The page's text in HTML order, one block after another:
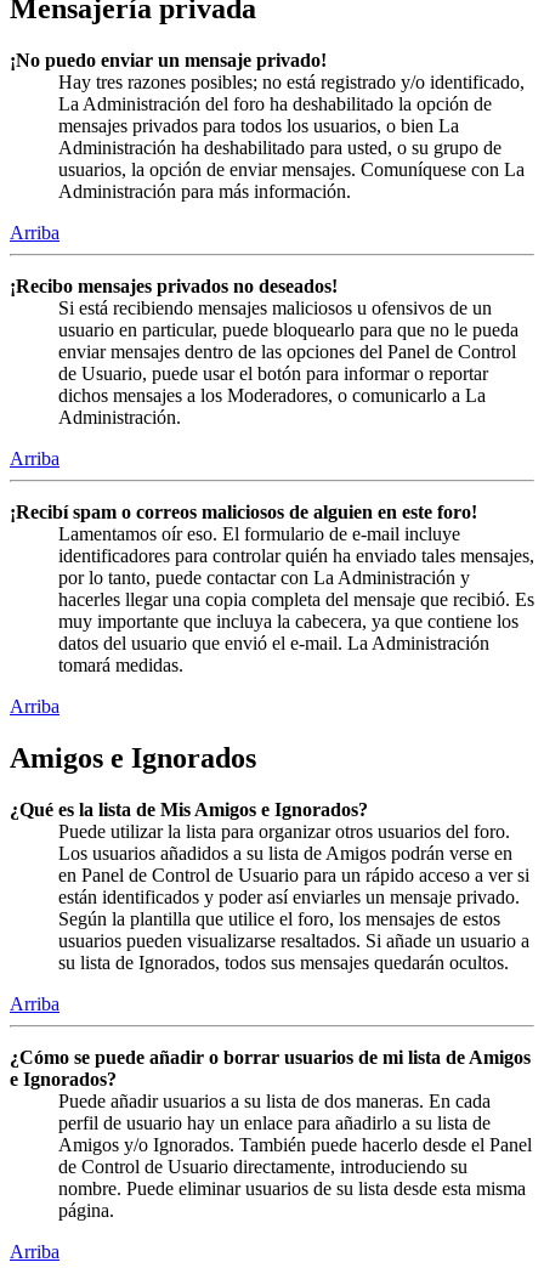
Mensajería privada
¡No puedo enviar un mensaje privado!
Hay tres razones posibles; no está registrado y/o identificado,
La Administración del foro ha deshabilitado la opción de
mensajes privados para todos los usuarios, o bien La
Administración ha deshabilitado para usted, o su grupo de
usuarios, la opción de enviar mensajes. Comuníquese con La
Administración para más información.
Arriba
¡Recibo mensajes privados no deseados!
Si está recibiendo mensajes maliciosos u ofensivos de un
usuario en particular, puede bloquearlo para que no le pueda
enviar mensajes dentro de las opciones del Panel de Control
de Usuario, puede usar el botón para informar o reportar
dichos mensajes a los Moderadores, o comunicarlo a La
Administración.
Arriba
¡Recibí spam o correos maliciosos de alguien en este foro!
Lamentamos oír eso. El formulario de e-mail incluye
identificadores para controlar quién ha enviado tales mensajes,
por lo tanto, puede contactar con La Administración y
hacerles llegar una copia completa del mensaje que recibió. Es
muy importante que incluya la cabecera, ya que contiene los
datos del usuario que envió el e-mail. La Administración
tomará medidas.
Arriba
Amigos e Ignorados
¿Qué es la lista de Mis Amigos e Ignorados?
Puede utilizar la lista para organizar otros usuarios del foro.
Los usuarios añadidos a su lista de Amigos podrán verse en
en Panel de Control de Usuario para un rápido acceso a ver si
están identificados y poder así enviarles un mensaje privado.
Según la plantilla que utilice el foro, los mensajes de estos
usuarios pueden visualizarse resaltados. Si añade un usuario a
su lista de Ignorados, todos sus mensajes quedarán ocultos.
Arriba
¿Cómo se puede añadir o borrar usuarios de mi lista de Amigos
e Ignorados?
Puede añadir usuarios a su lista de dos maneras. En cada
perfil de usuario hay un enlace para añadirlo a su lista de
Amigos y/o Ignorados. También puede hacerlo desde el Panel
de Control de Usuario directamente, introduciendo su
nombre. Puede eliminar usuarios de su lista desde esta misma
página.
Arriba